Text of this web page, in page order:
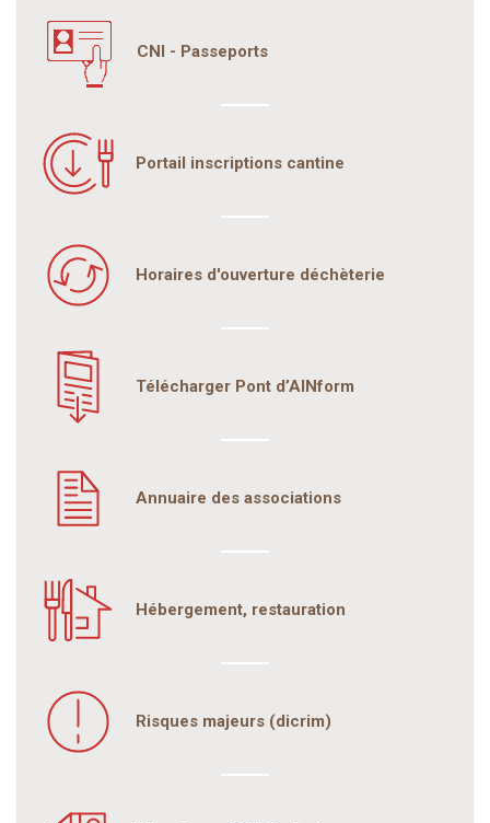
CNI - Passeports
Portail inscriptions cantine
Horaires d'ouverture déchèterie
Télécharger Pont d’AINform
Annuaire des associations
Hébergement, restauration
Risques majeurs (dicrim)